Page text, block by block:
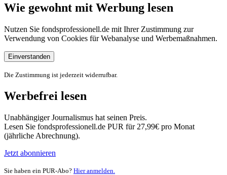
Wie gewohnt mit Werbung lesen
Nutzen Sie fondsprofessionell.de mit Ihrer Zustimmung zur
Verwendung von Cookies für Webanalyse und Werbemaßnahmen.
Einverstanden
Die Zustimmung ist jederzeit widerrufbar.
Werbefrei lesen
Unabhängiger Journalismus hat seinen Preis.
Lesen Sie fondsprofessionell.de PUR für 27,99€ pro Monat
(jährliche Abrechnung).
Jetzt abonnieren
Sie haben ein PUR-Abo? Hier anmelden.